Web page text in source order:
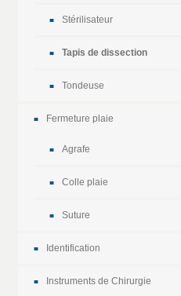
Stérilisateur
Tapis de dissection
Tondeuse
Fermeture plaie
Agrafe
Colle plaie
Suture
Identification
Instruments de Chirurgie